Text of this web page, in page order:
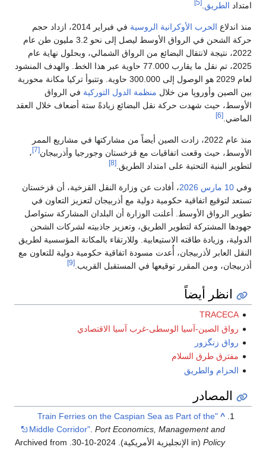
امتداد الطريق [5]
منذ اندلاع الحرب الأوكرانية الروسية
في فبراير 2014، ازداد حجم
حركة الشحن في الرواق الأوسط ليصل إلى نحو 3.2 مليون طن عام
2022، نتيجة لانتقال البضائع من الرواق الشمالي، وبحلول نهاية عام
2025، تم نقل ما يقارب 77.000 حاوية عبر هذا الخط. والهدف المنشود
لعام 2029 هو الوصول إلى 300.000 حاوية. وتتبوأ تركيا مكانة محورية
بين الصين وأوروپا من خلال منظمة الدول التوركية في الرواق
الأوسط، حيث شهدت حركة نقل البضائع زيادةً ستة أضعاف خلال العقد
الماضي. [6]
منذ عام 2022، زادت الصين أيضاً من مشاركتها في مشاريع الممر
الأوسط، حيث وقعت اتفاقيات مع قزخستان وجورجيا وأذربيجان[7]
،
لتطوير البنية التحتية على امتداد الطريق. [8]
وفي 10 مارس 2026، أفادت عن وزارة النقل القزخية، أن قزخستان
تستعد لتوقيع اتفاقية حكومية دولية مع أذربيجان لتعزيز التعاون في
تطوير الرواق الأوسط. أعلنت الوزارة أن البلدان المشاركة ستواصل
جهودها المشتركة لتطوير الطريق، وتعزيز جاذبيته لشركات الشحن
الدولية، وزيادة طاقته الاستيعابية. وللارتقاء بالمكانة المؤسسية لطريق
النقل العابر لأذربيجان، أُعدت مسودة اتفاقية حكومية دولية للتعاون مع
أذربيجان، ومن المقرر توقيعها في المستقبل القريب. [9]
انظر أيضاً
TRACECA
رواق الصين-آسيا الوسطى-غرب آسيا الاقتصادي
رواق زنگزور
مفترق طرق السلام
الحزام والطريق
المصادر
^
"Train Ferries on the Caspian Sea as Part of the
Middle Corridor" .Port Economics, Management and
Policy(in الإنجليزية الأمريكية). 2024-10-30. Archived from